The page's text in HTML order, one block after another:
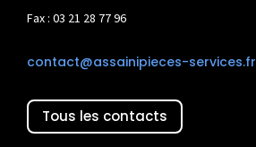
Fax : 03 21 28 77 96
contact@assainipieces-services.fr
Tous les contacts